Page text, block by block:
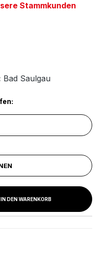
Stammkunden
Bad Saulgau
den
IN DEN WARENKORB